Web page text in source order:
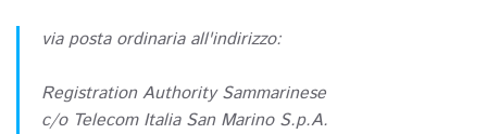
via posta ordinaria all'indirizzo:
Registration Authority Sammarinese
c/o Telecom Italia San Marino S.p.A.